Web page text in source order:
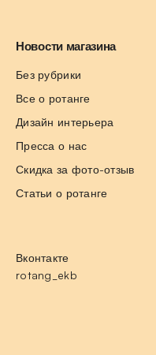
Новости магазина
Без рубрики
Все о ротанге
Дизайн интерьера
Пресса о нас
Скидка за фото-отзыв
Статьи о ротанге
Вконтакте
rotang_ekb